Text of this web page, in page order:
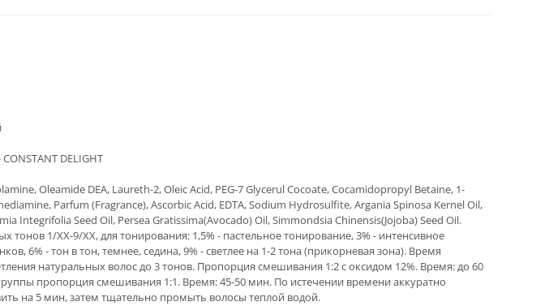
DELIGHT
Oleamide DEA, Laureth-2, Oleic Acid, PEG-7 Glycerul Cocoate, Cocamidopropyl Betaine, 1-
Parfum (Fragrance), Ascorbic Acid, EDTA, Sodium Hydrosulfite, Argania Spinosa Kernel Oil,
Integrifolia Seed Oil, Persea Gratissima(Avocado) Oil, Simmondsia Chinensis(Jojoba) Seed Oil.
тонов 1/ХХ-9/ХХ, для тонирования: 1,5% - пастельное тонирование, 3% - интенсивное
6% - тон в тон, темнее, седина, 9% - светлее на 1-2 тона (прикорневая зона). Время
натуральных волос до 3 тонов. Пропорция смешивания 1:2 с оксидом 12%. Время: до 60
пропорция смешивания 1:1. Время: 45-50 мин. По истечении времени аккуратно
на 5 мин, затем тщательно промыть волосы теплой водой.